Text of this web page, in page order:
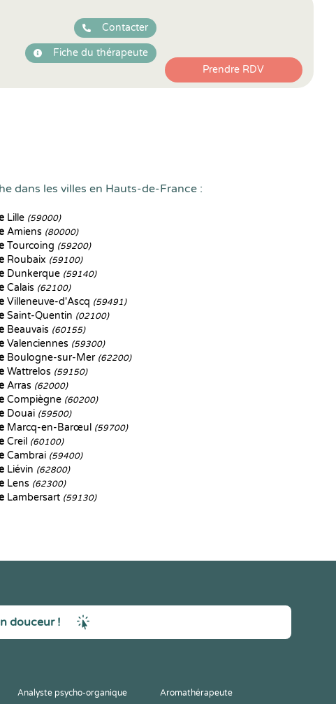
Contacter
Fiche du thérapeute
Prendre RDV
dans les villes en Hauts-de-France :
Lille (59000)
Amiens (80000)
Tourcoing (59200)
Roubaix (59100)
Dunkerque (59140)
Calais (62100)
Villeneuve-d'Ascq (59491)
Saint-Quentin (02100)
Beauvais (60155)
Valenciennes (59300)
Boulogne-sur-Mer (62200)
Wattrelos (59150)
Arras (62000)
Compiègne (60200)
Douai (59500)
Marcq-en-Barœul (59700)
Creil (60100)
Cambrai (59400)
Liévin (62800)
Lens (62300)
Lambersart (59130)
douceur !
Analyste psycho-organique
Aromathérapeute